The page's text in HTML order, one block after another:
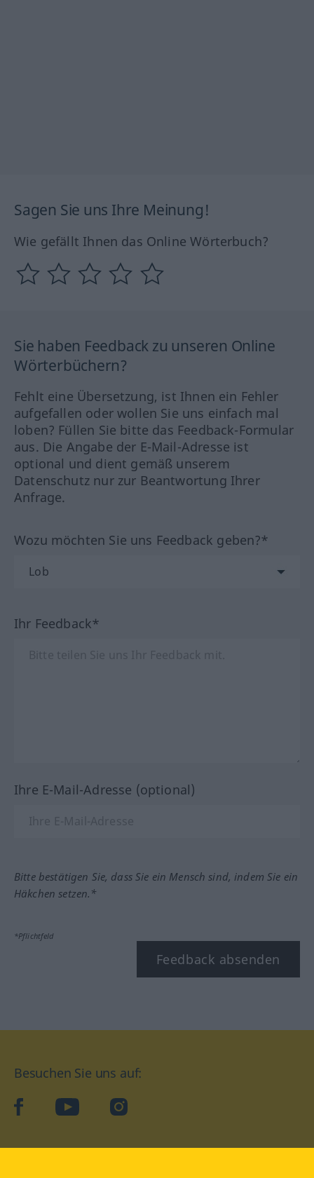
Sagen Sie uns Ihre Meinung!
Wie gefällt Ihnen das Online Wörterbuch?
Sie haben Feedback zu unseren Online
Wörterbüchern?
Fehlt eine Übersetzung, ist Ihnen ein Fehler
aufgefallen oder wollen Sie uns einfach mal
loben? Füllen Sie bitte das Feedback-Formular
aus. Die Angabe der E-Mail-Adresse ist
optional und dient gemäß unserem
Datenschutz nur zur Beantwortung Ihrer
Anfrage.
Wozu möchten Sie uns Feedback geben?*
Ihr Feedback*
Ihre E-Mail-Adresse (optional)
Bitte bestätigen Sie, dass Sie ein Mensch sind, indem Sie ein
Häkchen setzen.*
*Pflichtfeld
Feedback absenden
Besuchen Sie uns auf:
facebookYouTube Instagram